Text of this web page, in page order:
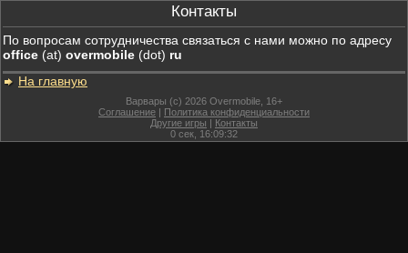
Контакты
По вопросам сотрудничества связаться с нами можно по адресу
office (at) overmobile (dot) ru
На главную
Варвары (c) 2026 Overmobile, 16+
Соглашение | Политика конфиденциальности
Другие игры | Контакты
0 сек, 16:09:32